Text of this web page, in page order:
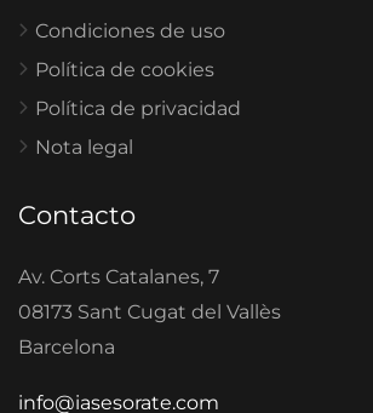
Condiciones de uso
Política de cookies
Política de privacidad
Nota legal
Contacto
Av. Corts Catalanes, 7
08173 Sant Cugat del Vallès
Barcelona
info@iasesorate.com